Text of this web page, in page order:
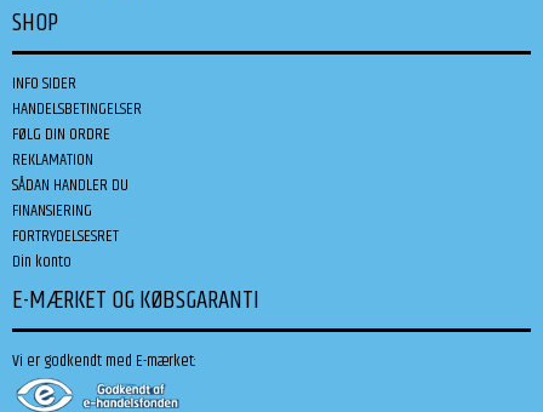
SHOP
INFO SIDER
HANDELSBETINGELSER
FØLG DIN ORDRE
REKLAMATION
SÅDAN HANDLER DU
FINANSIERING
FORTRYDELSESRET
Din konto
E-MÆRKET OG KØBSGARANTI
Vi er godkendt med E-mærket: